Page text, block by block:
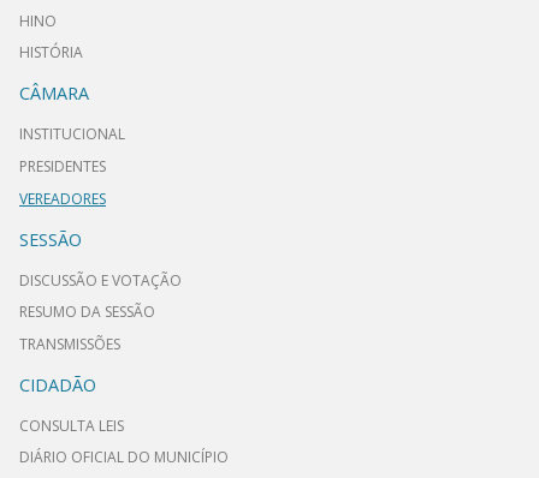
HINO
HISTÓRIA
CÂMARA
INSTITUCIONAL
PRESIDENTES
VEREADORES
SESSÃO
DISCUSSÃO E VOTAÇÃO
RESUMO DA SESSÃO
TRANSMISSÕES
CIDADÃO
CONSULTA LEIS
DIÁRIO OFICIAL DO MUNICÍPIO